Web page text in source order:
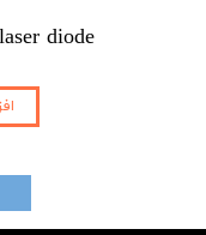
diode​​​​​​​